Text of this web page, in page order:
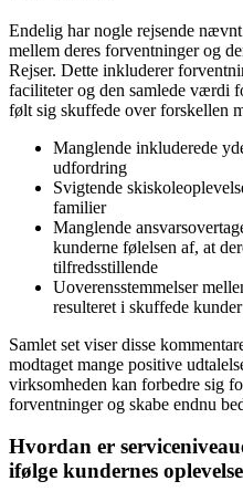
Endelig har nogle rejsende
mellem deres forventninger og
Rejser. Dette inkluderer
faciliteter og den samlede værdi
følt sig skuffede over forskellen
Manglende inkluderede
udfordring
Svigtende
familier
Manglende
kunderne følelsen af, at
tilfredsstillende
Uoverensstemmelser
resulteret i skuffede kunder
Samlet set viser disse
modtaget mange positive
virksomheden kan forbedre sig
forventninger og skabe endnu
Hvordan er
ifølge kundernes